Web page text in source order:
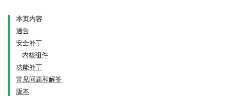
本页内容
通告
安全补丁
内核组件
功能补丁
常见问题和解答
版本